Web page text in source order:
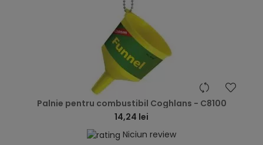
Palnie pentru combustibil Coghlans - C8100
14,24 lei
Niciun review